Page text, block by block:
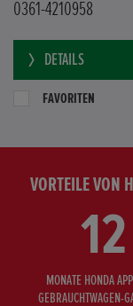
0361-4210958
DETAILS
FAVORITEN
VORTEILE VON
12
MONATE HONDA
GEBRAUCHTWAGEN-